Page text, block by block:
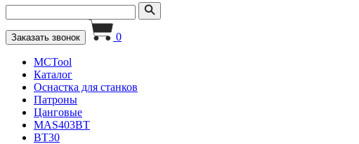
Заказать звонок 0
MCTool
Каталог
Оснастка для станков
Патроны
Цанговые
MAS403BT
BT30